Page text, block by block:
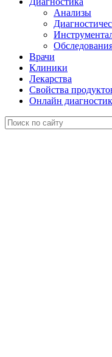
Анализы
Врачи
Клиники
Лекарства
Свойства
Онлайн